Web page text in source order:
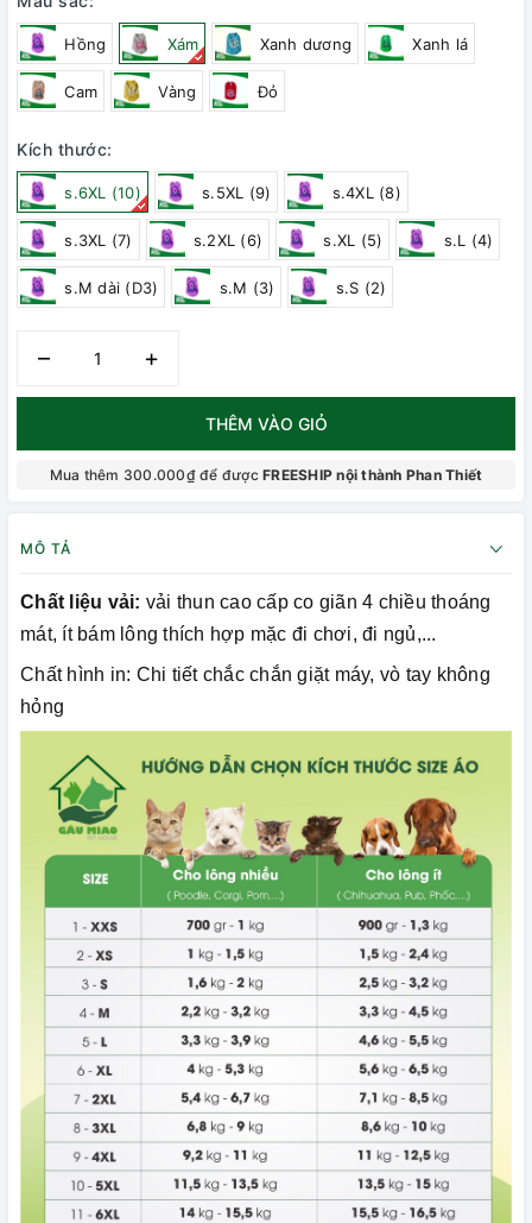
Hồng Xám Xanh dương Xanh lá
Cam Vàng Đỏ
Kích thước:
s.6XL (10) s.5XL (9) s.4XL (8)
s.3XL (7) s.2XL (6) s.XL (5) s.L (4)
s.M dài (D3) s.M (3) s.S (2)
– +
THÊM VÀO GIỎ
Mua thêm 300.000₫ để đượcFREESHIP nội thành Phan Thiết
MÔ TẢ
Chất liệu vải: vải thun cao cấp co giãn 4 chiều thoáng
mát, ít bám lông thích hợp mặc đi chơi, đi ngủ,...
Chất hình in: Chi tiết chắc chắn giặt máy, vò tay không
hỏng